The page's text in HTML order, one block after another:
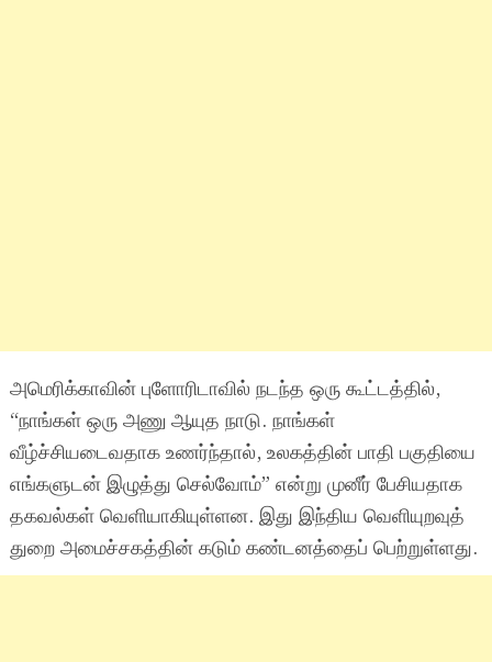
அமெரிக்காவின் புளோரிடாவில் நடந்த ஒரு கூட்டத்தில்,
“நாங்கள் ஒரு அணு ஆயுத நாடு. நாங்கள்
வீழ்ச்சியடைவதாக உணர்ந்தால், உலகத்தின் பாதி பகுதியை
எங்களுடன் இழுத்து செல்வோம்” என்று முனீர் பேசியதாக
தகவல்கள் வெளியாகியுள்ளன. இது இந்திய வெளியுறவுத்
துறை அமைச்சகத்தின் கடும் கண்டனத்தைப் பெற்றுள்ளது.